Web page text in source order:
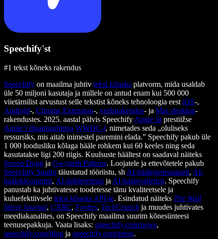
Speechify'st
#1 tekst kõneks rakendus
Speechify on maailma juhtiv tekst kõneks platvorm, mida usaldab
üle 50 miljoni kasutaja ja millele on antud enam kui 500 000
viietärnilist arvustust selle tekstist kõneks tehnoloogia eest iOS-,
Android-, Chrome Extension-, veebirakendus- ja Mac desktop-
rakendustes. 2025. aastal pälvis Speechify Apple’ilt prestiižse
Apple’i disainiauhinna WWDC-l, nimetades seda „oluliseks
ressursiks, mis aitab inimestel paremini elada.” Speechify pakub üle
1 000 loodusliku kõlaga hääle rohkem kui 60 keeles ning seda
kasutatakse ligi 200 riigis. Kuulsuste häältest on saadaval näiteks
Snoop Dogg ja Gwyneth Paltrow. Loojatele ja ettevõtetele pakub
Speechify Studio täiustatud tööriistu, sh AI-häälegeneraatorit, AI-
häälekloonimist, AI-dubleerimist ja AI-häälevahetust. Speechify
panustab ka juhtivatesse toodetesse tänu kvaliteetsele ja
kuluefektiivsele tekst kõneks API-le. Esindatud näiteks The Wall
Street Journal, CNBC, Forbes, TechCrunch ja muudes juhtivates
meediakanalites, on Speechify maailma suurim kõnesünteesi
teenusepakkuja. Vaata lisaks: speechify.com/news,
speechify.com/blog ja speechify.com/press.